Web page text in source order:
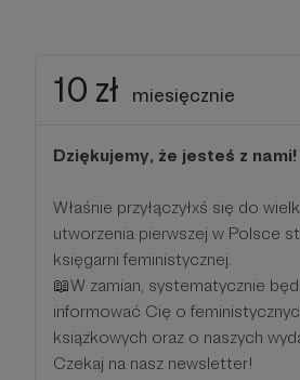
10 zł miesięcznie
Dziękujemy, że jesteś z nami!
Właśnie przyłączyłxś się do
utworzenia pierwszej w Polsce
księgarni feministycznej.
📖W zamian, systematycznie
informować Cię o
książkowych oraz o naszych
Czekaj na nasz newsletter!